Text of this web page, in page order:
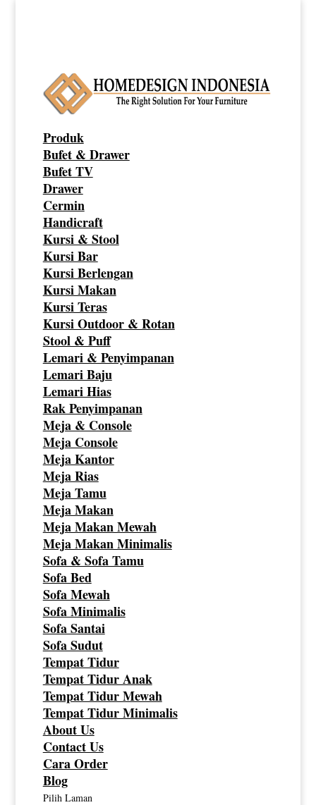
Produk
Bufet & Drawer
Bufet TV
Drawer
Cermin
Handicraft
Kursi & Stool
Kursi Bar
Kursi Berlengan
Kursi Makan
Kursi Teras
Kursi Outdoor & Rotan
Stool & Puff
Lemari & Penyimpanan
Lemari Baju
Lemari Hias
Rak Penyimpanan
Meja & Console
Meja Console
Meja Kantor
Meja Rias
Meja Tamu
Meja Makan
Meja Makan Mewah
Meja Makan Minimalis
Sofa & Sofa Tamu
Sofa Bed
Sofa Mewah
Sofa Minimalis
Sofa Santai
Sofa Sudut
Tempat Tidur
Tempat Tidur Anak
Tempat Tidur Mewah
Tempat Tidur Minimalis
About Us
Contact Us
Cara Order
Blog
Pilih Laman